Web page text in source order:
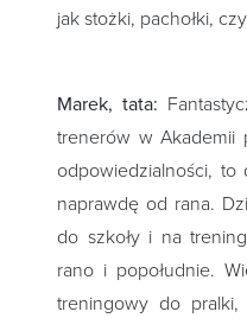
jak stożki, pachołki,
Marek, tata:
trenerów w Akademii
odpowiedzialności,
naprawdę od rana.
do szkoły i na
rano i popołudnie.
treningowy do